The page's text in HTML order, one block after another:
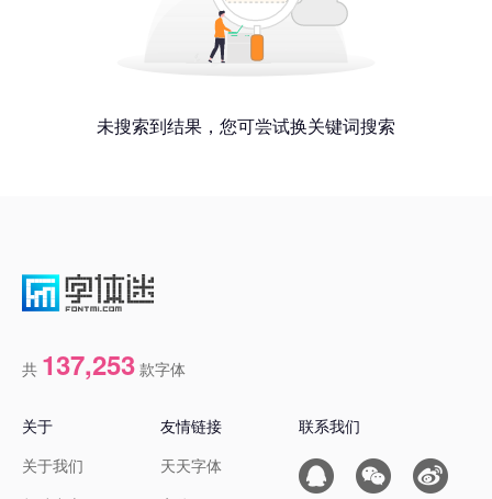
未搜索到结果，您可尝试换关键词搜索
共 137,253 款字体
关于
关于我们
友情链接
天天字体
联系我们